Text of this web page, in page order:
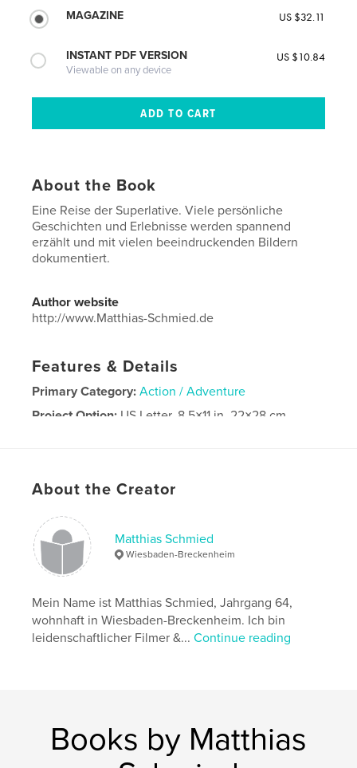
MAGAZINE
US $32.11
INSTANT PDF VERSION
Viewable on any device
US $10.84
About the Book
Eine Reise der Superlative. Viele persönliche
Geschichten und Erlebnisse werden spannend
erzählt und mit vielen beeindruckenden Bildern
dokumentiert.
Author website
http://www.Matthias-Schmied.de
Features & Details
Primary Category: Action / Adventure
Project Option: US Letter, 8.5×11 in, 22×28 cm
Afrika
About the Creator
Matthias Schmied
Wiesbaden-Breckenheim
Mein Name ist Matthias Schmied, Jahrgang 64,
wohnhaft in Wiesbaden-Breckenheim. Ich bin
leidenschaftlicher Filmer &...Continue reading
Books by Matthias